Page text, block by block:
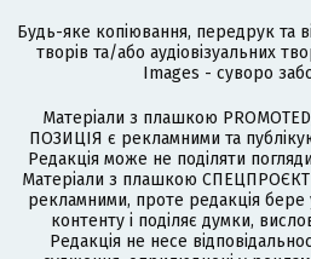
Будь-яке копіювання, передрук та
творів та/або аудіовізуальних
Images - суворо
Матеріали з плашкою
ПОЗИЦІЯ є рекламними та
Редакція може не поділяти
Матеріали з плашкою
рекламними, проте редакція бере
контенту і поділяє думки,
Редакція не несе